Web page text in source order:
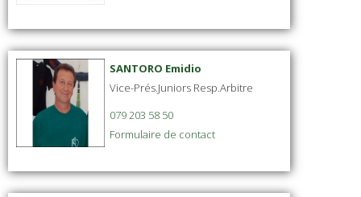
SANTORO Emidio
Vice-Prés.Juniors Resp.Arbitre
079 203 58 50
Formulaire de contact